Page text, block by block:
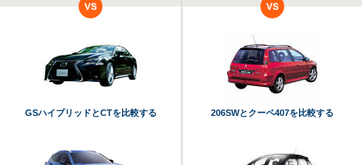
GSハイブリッドとCTを比較する 206SWとクーペ407を比較する